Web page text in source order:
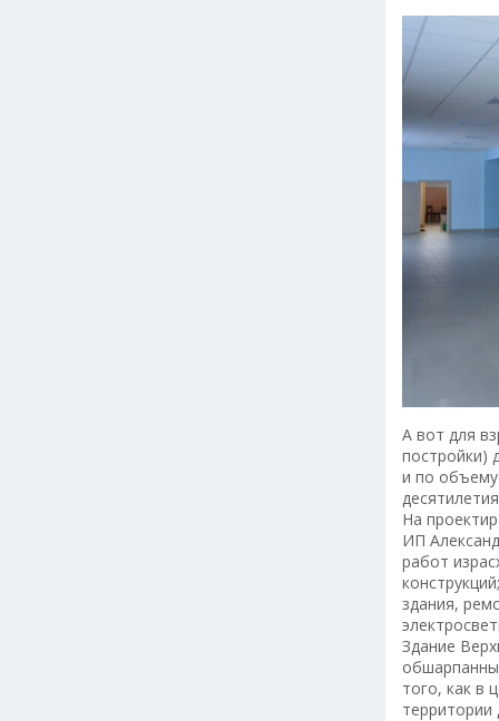
А вот для
постройки)
и по объему
На
ИП
работ
здания,
Здание
того, как в